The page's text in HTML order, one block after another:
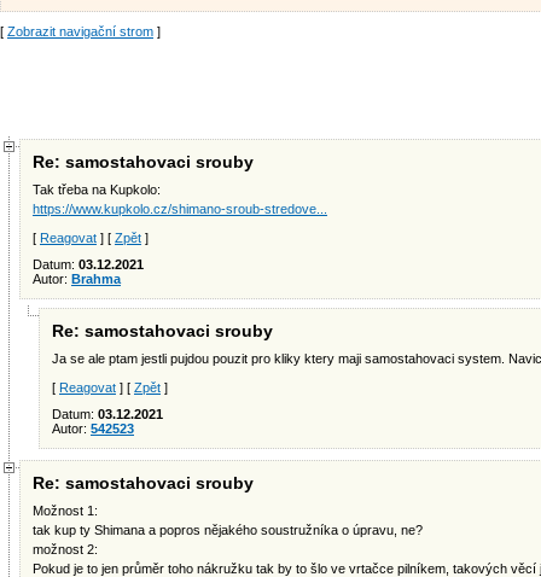
[ Zobrazit navigační strom ]
Re: samostahovaci srouby
Tak třeba na Kupkolo:
https://www.kupkolo.cz/shimano-sroub-stredove...
[ Reagovat ] [ Zpět ]
Datum: 03.12.2021
Autor: Brahma
Re: samostahovaci srouby
Ja se ale ptam jestli pujdou pouzit pro kliky ktery maji samostahovaci system.
[ Reagovat ] [ Zpět ]
Datum: 03.12.2021
Autor: 542523
Re: samostahovaci srouby
Možnost 1:
tak kup ty Shimana a popros nějakého soustružníka o úpravu, ne?
možnost 2:
Pokud je to jen průměr toho nákružku tak by to šlo ve vrtačce pilníkem, takových věcí